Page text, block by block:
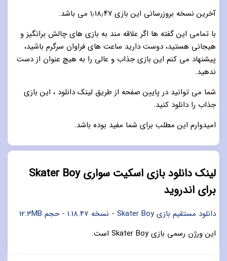
آخرین نسخه بروزرسانی این بازی ۱٫۱۸٫۴۷ می باشد.
با تمامی این گفته ها اگر علاقه مند به بازی های چالش برانگیز و
هیجانی هستید، دوست دارید ساعت های فراوان سرگرم باشید،
پیشنهاد می کنم این بازی جذاب و عالی را به هیچ عنوان از دست
ندهید.
شما می توانید در پایین صفحه از طریق لینک دانلود ، این بازی
جذاب را دانلود کنید.
امیدوارم این مطلب برای شما مفید بوده باشد.
لینک دانلود بازی اسکیت سواری Skater Boy
برای اندروید
دانلود مستقیم بازی Skater Boy - نسخه 1.18.47 - حجم 12.3MB
این ورژن رسمی بازی Skater Boy است.